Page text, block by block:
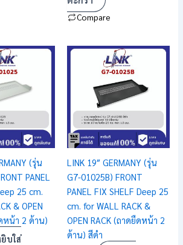
Compare
(รุ่น
PANEL
25 cm.
& OPEN
หน้า 2 ด้าน)
บใส่
LINK 19″ GERMANY (รุ่น
G7-01025B) FRONT
PANEL FIX SHELF Deep 25
cm. for WALL RACK &
OPEN RACK (ถาดยืดหน้า 2
ด้าน) สีดำ